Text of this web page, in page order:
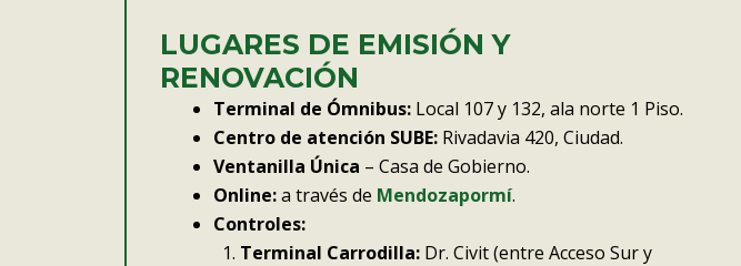
LUGARES DE EMISIÓN Y
RENOVACIÓN
Terminal de Ómnibus: Local 107 y 132, ala norte 1 Piso.
Centro de atención SUBE: Rivadavia 420, Ciudad.
Ventanilla Única – Casa de Gobierno.
Online:a través de Mendozapormí.
Controles:
Terminal Carrodilla: Dr. Civit (entre Acceso Sur y